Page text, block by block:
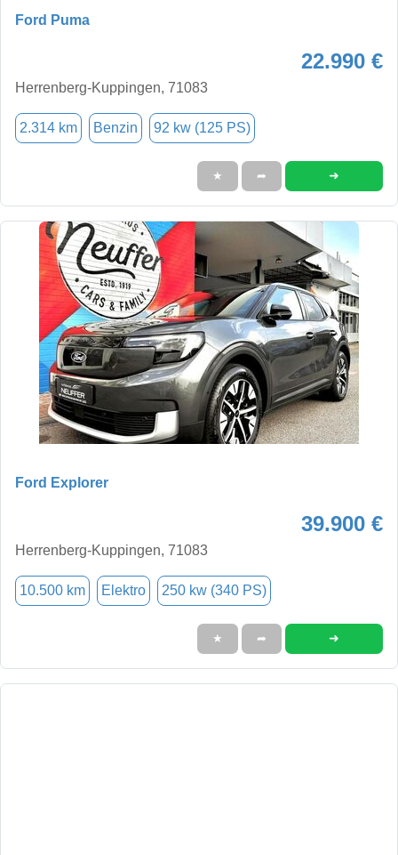
Ford Puma
22.990 €
Herrenberg-Kuppingen, 71083
2.314 km Benzin 92 kw (125 PS)
★ ➦ ➜
Ford Explorer
39.900 €
Herrenberg-Kuppingen, 71083
10.500 km Elektro 250 kw (340 PS)
★ ➦ ➜